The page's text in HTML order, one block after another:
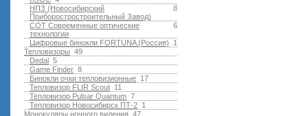
8
НПЗ (Новосибирский
Приборостростроительный Завод)
6
СОТ Современные оптические
технологии
1
Цифровые бинокли FORTUNA (Россия)
49
Тепловизоры
5
Dedal
8
Game Finder
17
Бинокли очки тепловизионные
11
Тепловизор FLIR Scout
7
Тепловизор Pulsar Quantum
1
Тепловизор Новосибирск ПТ-2
47
Монокуляры ночного видения